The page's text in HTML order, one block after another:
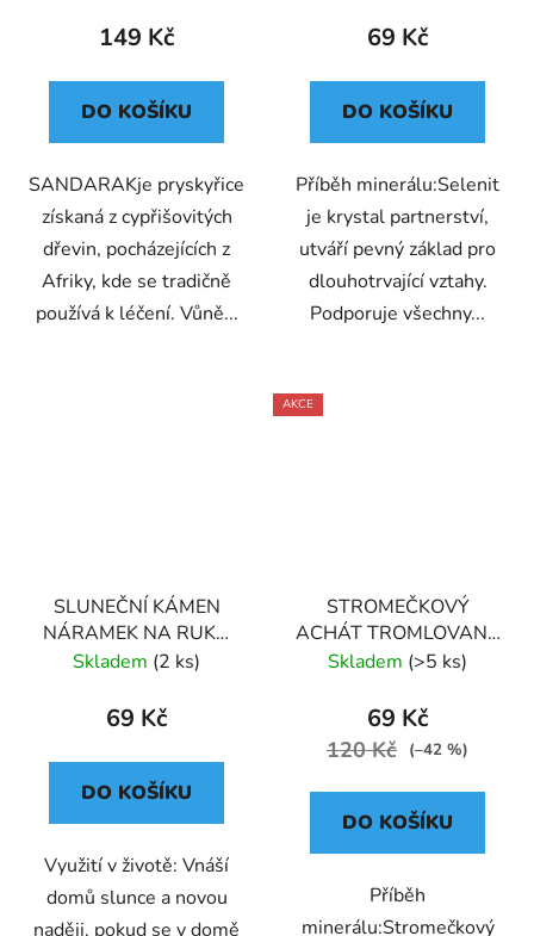
149 Kč
DO KOŠÍKU
SANDARAKje pryskyřice
získaná z cypřišovitých
dřevin, pocházejících z
Afriky, kde se tradičně
používá k léčení. Vůně...
69 Kč
DO KOŠÍKU
Příběh minerálu:Selenit
je krystal partnerství,
utváří pevný základ pro
dlouhotrvající vztahy.
Podporuje všechny...
SLUNEČNÍ KÁMEN
NÁRAMEK NA RUKU
KLASICKÝ (UNISEX)
Skladem (2 ks)
69 Kč
DO KOŠÍKU
Využití v životě: Vnáší
domů slunce a novou
naději, pokud se v domě
AKCE
STROMEČKOVÝ
ACHÁT TROMLOVANÝ
(M)
Skladem (>5 ks)
69 Kč
120 Kč (–42 %)
DO KOŠÍKU
Příběh
minerálu:Stromečkový